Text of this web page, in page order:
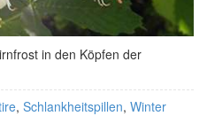
in den Köpfen der
, Schlankheitspillen, Winter